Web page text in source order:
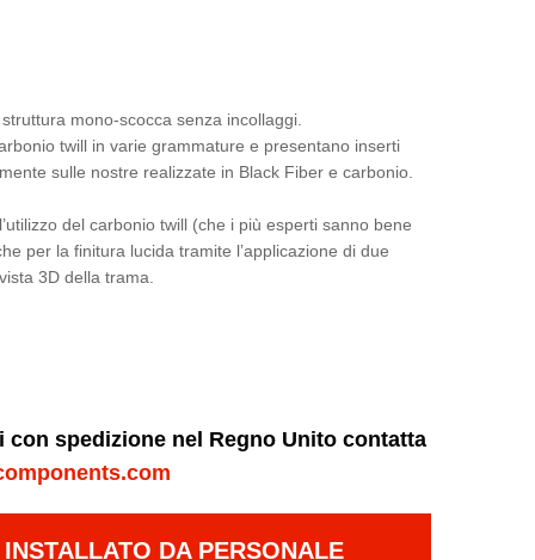
mono-scocca senza incollaggi.
twill in varie grammature e presentano inserti
sulle nostre realizzate in Black Fiber e carbonio.
del carbonio twill (che i più esperti sanno bene
per la finitura lucida tramite l’applicazione di due
3D della trama.
spedizione nel Regno Unito contatta
DA PERSONALE